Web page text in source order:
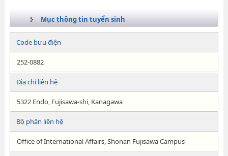
Mục thông tin tuyển sinh
Code bưu điện
252-0882
Địa chỉ liên hệ
5322 Endo, Fujisawa-shi, Kanagawa
Bộ phận liên hệ
Office of International Affairs, Shonan Fujisawa Campus